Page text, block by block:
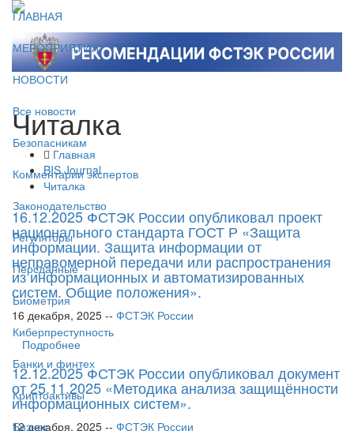
ГЛАВНАЯ
МЕРОПРИЯТИЯ
НОВОСТИ
Все новости
Безопасникам
Комментарии экспертов
Законодательство
Регуляторы
Персданные
Биометрия
Киберпреступность
Банки и финтех
Криптоактивы
Бизнес
Читалка
Главная
BIS Journal
Читалка
16.12.2025 ФСТЭК России опубликовал проект
национального стандарта ГОСТ Р «Защита
информации. Защита информации от
неправомерной передачи или распространения
из информационных и автоматизированных
систем. Общие положения».
16 декабря, 2025 -- ФСТЭК России
Подробнее
12.12.2025 ФСТЭК России опубликовал документ
от 25.11.2025 «Методика анализа защищённости
информационных систем».
12 декабря, 2025 -- ФСТЭК России